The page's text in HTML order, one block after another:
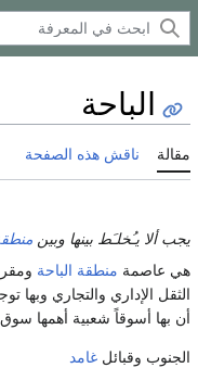
الباحة
مقالة ناقش هذه الصفحة
يجب ألا يـُخلـَط بينها وبين
هي عاصمة منطقة الباحة
الثقل الإداري والتجاري وبها
أن بها أسوقاً شعبية أهمها
الجنوب وقبائل غامد